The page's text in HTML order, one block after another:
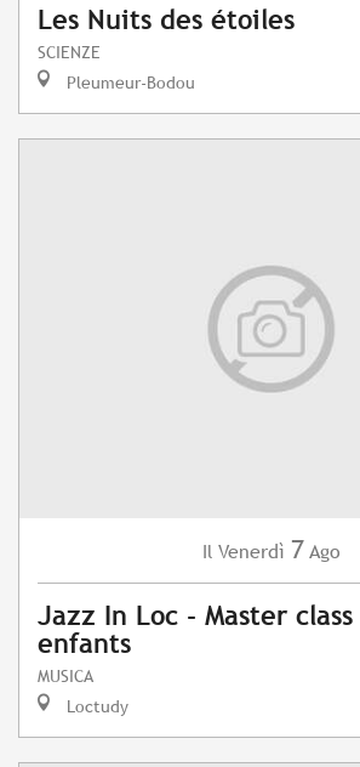
Les Nuits des étoiles
SCIENZE
Pleumeur-Bodou
Il Venerdì 7 Ago
Jazz In Loc - Master
enfants
MUSICA
Loctudy